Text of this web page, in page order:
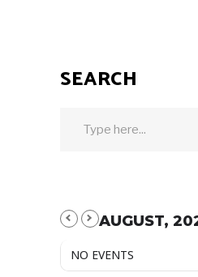
SEARCH
AUGUST,
NO EVENTS